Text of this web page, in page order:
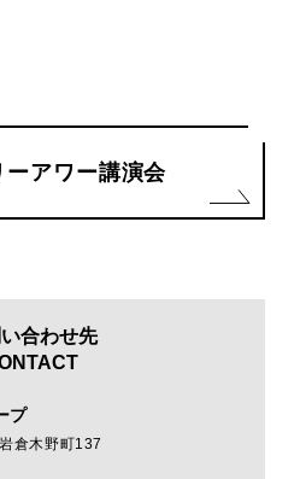
ーアワー講演会
合わせ先
プ
倉木野町137